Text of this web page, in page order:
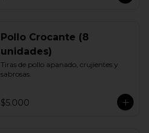
Pollo Crocante (8
unidades)
Tiras de pollo apanado, crujientes y
sabrosas.
$5.000